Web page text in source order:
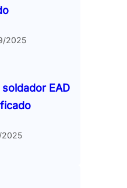
2025
EAD
2025